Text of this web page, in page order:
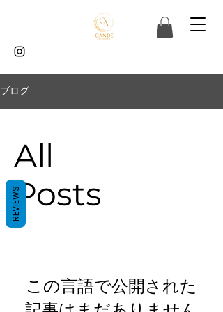
ブログ
All
Posts
この言語で公開された
REVIEWS